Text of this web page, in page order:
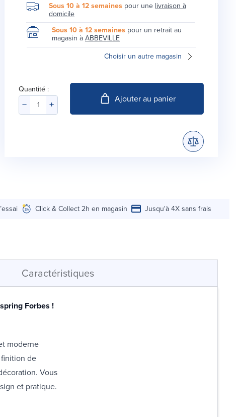
Sous 10 à 12 semaines pour unelivraison à
domicile
Sous 10 à 12 semaines pour un retrait au
magasin àABBEVILLE
Choisir un autre magasin
Quantité :
Ajouter au panier
Click & Collect 2h en magasin Jusqu'à 4X sans frais
Caractéristiques
Forbes !
moderne
de
Vous
et pratique.